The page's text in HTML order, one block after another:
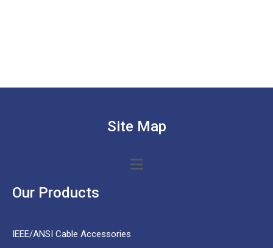
Site Map
Our Products
IEEE/ANSI Cable Accessories